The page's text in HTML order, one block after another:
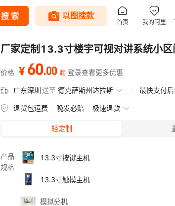
厂家定制13.3寸楼宇可视对讲系统小
价格 ¥ 60.00 起 登录查看更多优惠
广东深圳送至 德克萨斯州达拉斯 最快支付
退货包运费 晚发必赔 极速退款
轻定制
产品
规格
13.3寸按键主机
13.3寸触摸主机
模拟分机